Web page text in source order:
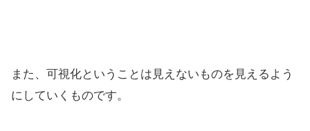
また、可視化ということは見えないものを見えるよう
にしていくものです。